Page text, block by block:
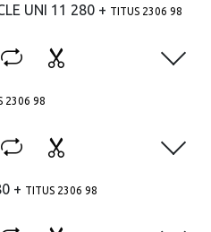
UNI 11 280 + TITUS 2306 98
Open
2306 98
Open
+ TITUS 2306 98